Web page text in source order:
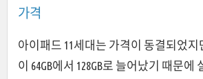
가격
아이패드 11세대는 가격이 동결되었지
이 64GB에서 128GB로 늘어났기 때문에